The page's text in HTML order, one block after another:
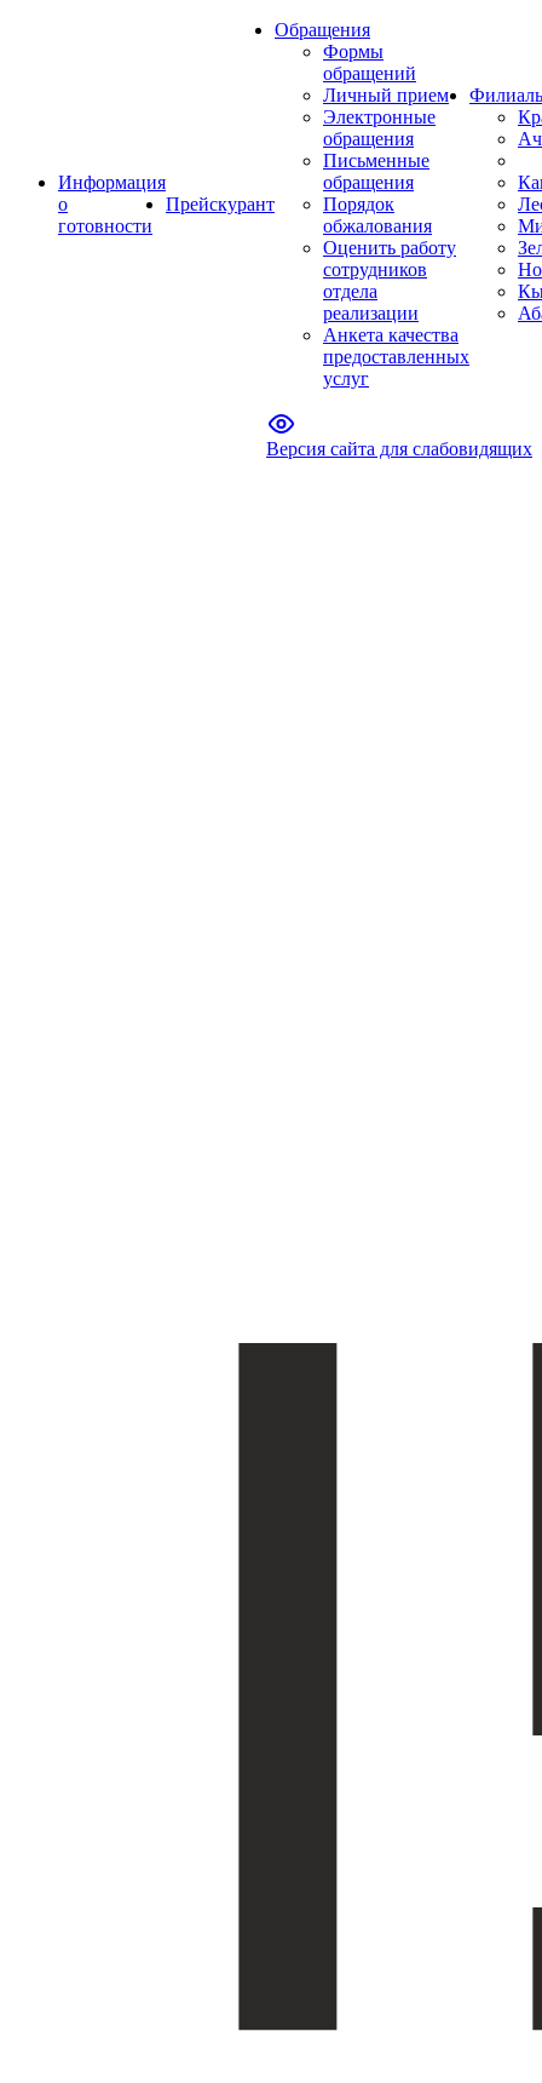
Информация
о
готовности
Прейскурант
Обращения
Формы
обращений
Личный прием
Электронные
обращения
Письменные
обращения
Порядок
обжалования
Оценить работу
сотрудников
отдела
реализации
Анкета качества
предоставленных
услуг
Версия сайта для слабовидящих